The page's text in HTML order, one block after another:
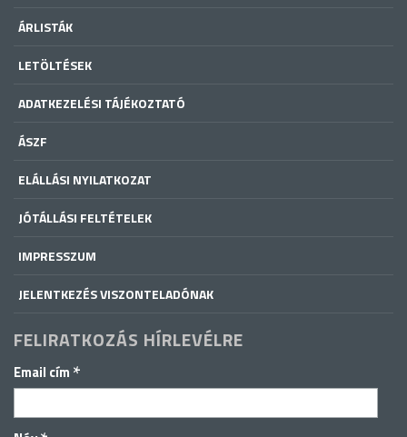
ÁRLISTÁK
LETÖLTÉSEK
ADATKEZELÉSI TÁJÉKOZTATÓ
ÁSZF
ELÁLLÁSI NYILATKOZAT
JÓTÁLLÁSI FELTÉTELEK
IMPRESSZUM
JELENTKEZÉS VISZONTELADÓNAK
FELIRATKOZÁS HÍRLEVÉLRE
Email cím *